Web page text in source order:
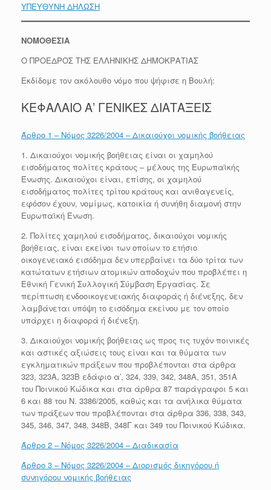
ΥΠΕΥΘΥΝΗ ΔΗΛΩΣΗ
ΝΟΜΟΘΕΣΙΑ
Ο ΠΡΟΕΔΡΟΣ ΤΗΣ ΕΛΛΗΝΙΚΗΣ ΔΗΜΟΚΡΑΤΙΑΣ
Εκδίδομε τον ακόλουθο νόμο που ψήφισε η Βουλή:
ΚΕΦΑΛΑΙΟ Α’ ΓΕΝΙΚΕΣ ΔΙΑΤΑΞΕΙΣ
Άρθρο 1 – Νόμος 3226/2004 – Δικαιούχοι νομικής βοήθειας
1. Δικαιούχοι νομικής βοήθειας είναι οι χαμηλού
εισοδήματος πολίτες κράτους – μέλους της Ευρωπαϊκής
Ένωσης. Δικαιούχοι είναι, επίσης, οι χαμηλού
εισοδήματος πολίτες τρίτου κράτους και ανιθαγενείς,
εφόσον έχουν, νομίμως, κατοικία ή συνήθη διαμονή στην
Ευρωπαϊκή Ένωση.
2. Πολίτες χαμηλού εισοδήματος, δικαιούχοι νομικής
βοήθειας, είναι εκείνοι των οποίων το ετήσιο
οικογενειακό εισόδημα δεν υπερβαίνει τα δύο τρίτα των
κατώτατων ετήσιων ατομικών αποδοχών που προβλέπει η
Εθνική Γενική Συλλογική Σύμβαση Εργασίας. Σε
περίπτωση ενδοοικογενειακής διαφοράς ή διένεξης, δεν
λαμβάνεται υπόψη το εισόδημα εκείνου με τον οποίο
υπάρχει η διαφορά ή διένεξη.
3. Δικαιούχοι νομικής βοήθειας ως προς τις τυχόν ποινικές
και αστικές αξιώσεις τους είναι και τα θύματα των
εγκληματικών πράξεων που προβλέπονται στα άρθρα
323, 323Α, 323Β εδάφιο α’, 324, 339, 342, 348Α, 351, 351Α
του Ποινικού Κώδικα και στα άρθρα 87 παράγραφοι 5 και
6 και 88 του Ν. 3386/2005, καθώς και τα ανήλικα θύματα
των πράξεων που προβλέπονται στα άρθρα 336, 338, 343,
345, 346, 347, 348, 348Β, 348Γ και 349 του Ποινικού Κώδικα.
Άρθρο 2 – Νόμος 3226/2004 – Διαδικασία
Άρθρο 3 – Νόμος 3226/2004 – Διορισμός δικηγόρου ή
συνηγόρου νομικής βοήθειας